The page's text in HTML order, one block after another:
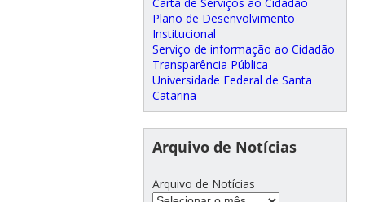
Plano de Desenvolvimento
Institucional
Serviço de informação ao Cidadão
Transparência Pública
Universidade Federal de Santa
Catarina
Arquivo de Notícias
Arquivo de Notícias